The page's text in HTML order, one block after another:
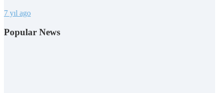
7 yıl ago
Popular News